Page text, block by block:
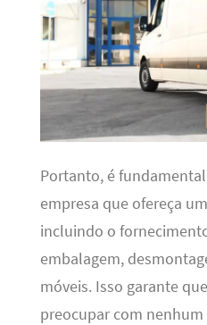
Portanto, é
empresa que ofereça
incluindo o
embalagem,
móveis. Isso garante
preocupar com